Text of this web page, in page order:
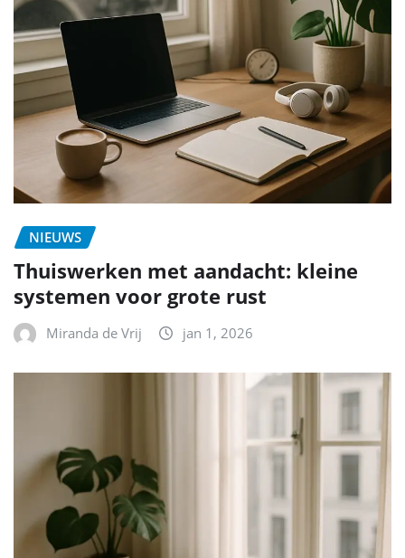
NIEUWS
Thuiswerken met aandacht: kleine
systemen voor grote rust
Miranda de Vrij jan 1, 2026